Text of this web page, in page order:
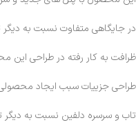
در جایگاهی متفاوت نسبت به دیگر
ظرافت به کار رفته در طراحی این
طراحی جزییات سبب ایجاد
تاب و سرسره دلفین نسبت به دیگر